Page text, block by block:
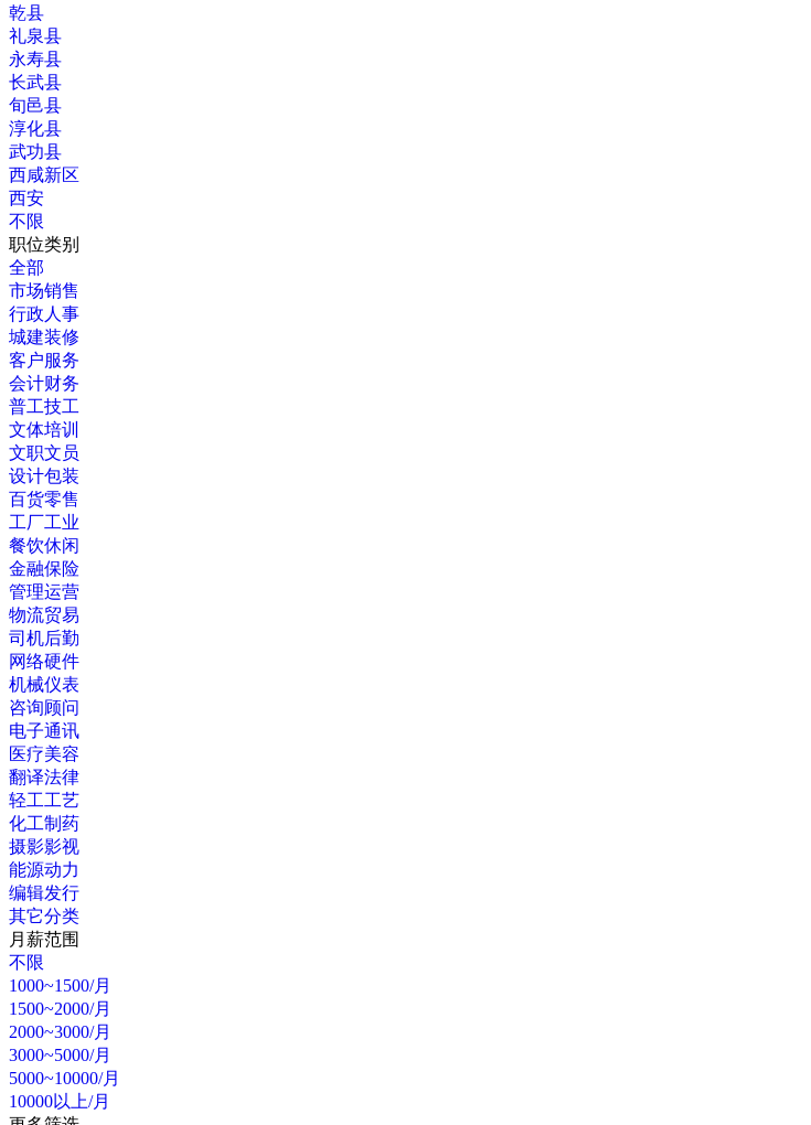
乾县
礼泉县
永寿县
长武县
旬邑县
淳化县
武功县
西咸新区
西安
不限
职位类别
全部
市场销售
行政人事
城建装修
客户服务
会计财务
普工技工
文体培训
文职文员
设计包装
百货零售
工厂工业
餐饮休闲
金融保险
管理运营
物流贸易
司机后勤
网络硬件
机械仪表
咨询顾问
电子通讯
医疗美容
翻译法律
轻工工艺
化工制药
摄影影视
能源动力
编辑发行
其它分类
月薪范围
不限
1000~1500/月
1500~2000/月
2000~3000/月
3000~5000/月
5000~10000/月
10000以上/月